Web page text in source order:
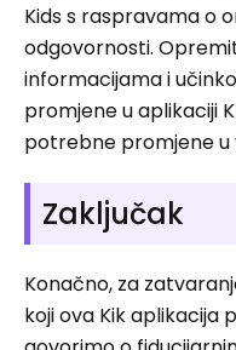
Kids s raspravama o
odgovornosti.
informacijama i
promjene u aplikaciji
potrebne promjene u
Zaključak
Konačno, za
koji ova Kik aplikacija